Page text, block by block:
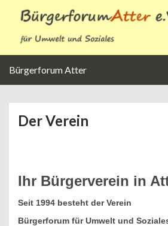
Bürgerforum Atter
Der Verein
Ihr Bürgerverein in
Seit 1994 besteht der Verein
Bürgerforum für Umwelt und